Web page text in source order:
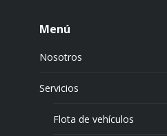
Menú
Nosotros
Servicios
Flota de vehículos